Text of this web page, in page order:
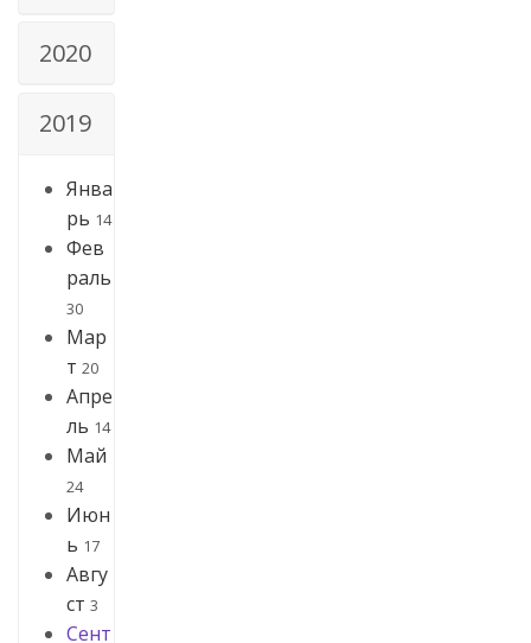
2020
2019
Янва
рь 14
Фев
раль
30
Мар
т 20
Апре
ль 14
Май
24
Июн
ь 17
Авгу
ст 3
Сент